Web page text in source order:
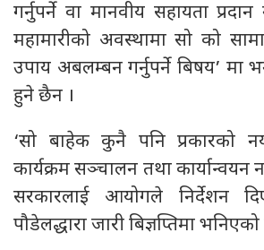
गर्नुपर्ने वा मानवीय सहायता प्रदान
महामारीको अवस्थामा सो को
उपाय अबलम्बन गर्नुपर्ने बिषय’ मा
हुने छैन ।
‘सो बाहेक कुनै पनि प्रकारको
कार्यक्रम सञ्चालन तथा कार्यान्वयन
सरकारलाई आयोगले निर्देशन
पौडेलद्धारा जारी बिज्ञप्तिमा